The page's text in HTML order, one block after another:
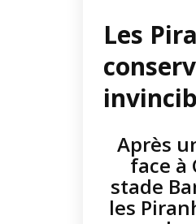
Les
Après
face à
stade
les